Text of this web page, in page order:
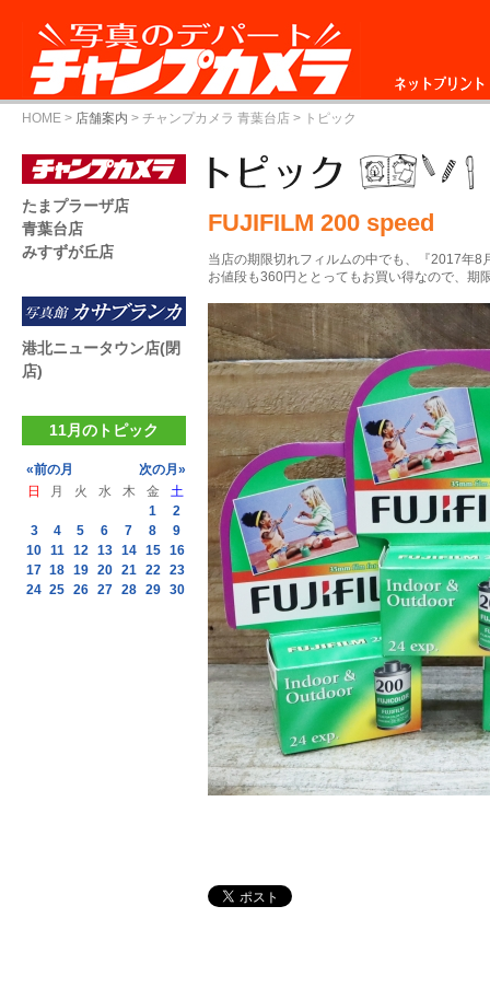
ネットプリント
HOME > 店舗案内 > チャンプカメラ 青葉台店 > トピック
FUJIFILM 200 speed
当店の期限切れフィルムの中でも、『2017年8
お値段も360円ととってもお買い得なので、期
たまプラーザ店
青葉台店
みすずが丘店
港北ニュータウン店(閉
店)
11月のトピック
«前の月
次の月»
日
月 火 水 木 金
土
1
2
3
4 5 6 7 8
9
10 11 12 13 14 15 16
17 18 19 20 21 22 23
24 25 26 27 28 29 30